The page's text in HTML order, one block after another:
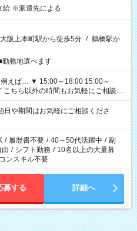
給 ※派遣先による
大阪上本町駅から徒歩5分 / 鶴橋駅か
務地選べます
や期間はお気軽にご相談くださ
/ 履歴書不要 / 40～50代活躍中 / 副
由 / シフト勤務 / 10名以上の大量募
ンスキル不要
募する 詳細へ